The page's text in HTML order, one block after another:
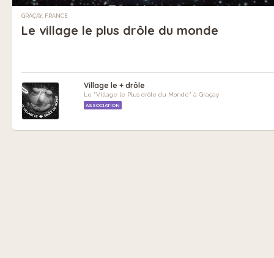
GRAÇAY, FRANCE
Le village le plus drôle du monde
Village le + drôle
Le "Village le Plus drôle du Monde" à Graçay
ASSOCIATION